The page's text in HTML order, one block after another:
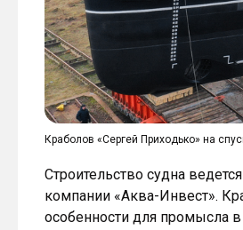
Краболов «Сергей Приходько» на
Строительство судна
компании «Аква-Инвест».
особенности для промысла